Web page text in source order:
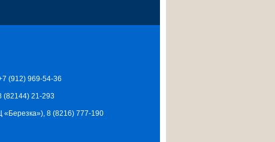
(912) 969-54-36
(82144) 21-293
«Березка»), 8 (8216) 777-190